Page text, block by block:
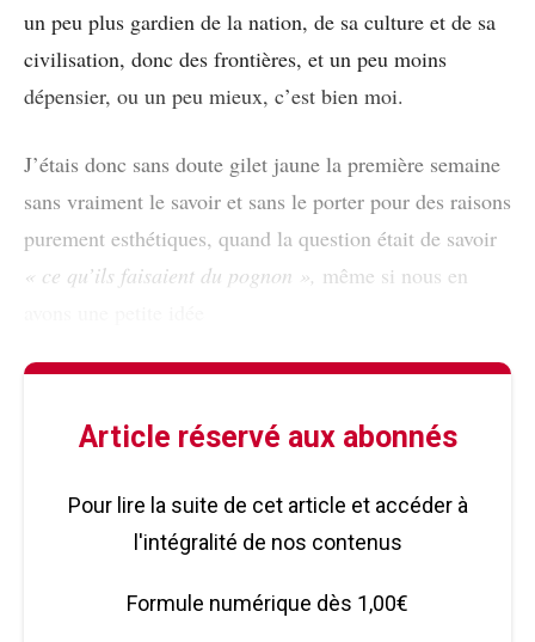
un peu plus gardien de la nation, de sa culture et de sa
civilisation, donc des frontières, et un peu moins
dépensier, ou un peu mieux, c’est bien moi.
J’étais donc sans doute gilet jaune la première semaine
sans vraiment le savoir et sans le porter pour des raisons
purement esthétiques, quand la question était de savoir
« ce qu’ils faisaient du pognon », même si nous en
Article réservé aux abonnés
Pour lire la suite de cet article et accéder à
l'intégralité de nos contenus
Formule numérique dès 1,00€